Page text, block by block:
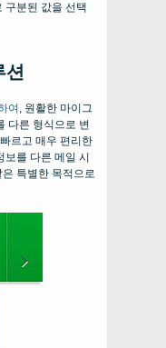
구분된 값을 선택
션
여 , 원활한 마이그
다른 형식으로 변
르고 매우 편리한
를 다른 메일 시
특별한 목적으로